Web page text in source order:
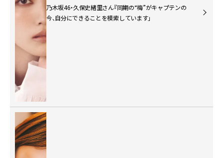
乃木坂46・久保史緒里さん『同期の“梅”がキャプテンの
今、自分にできることを模索しています」